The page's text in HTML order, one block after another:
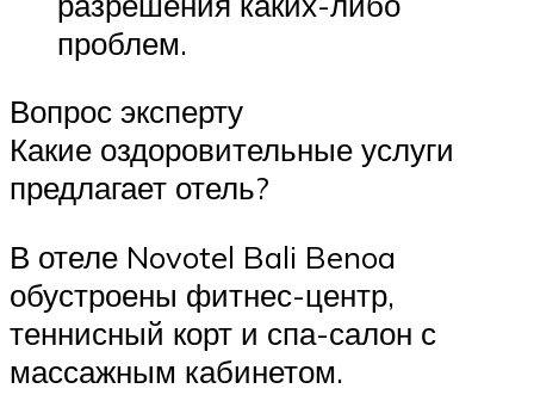
проблем.
Вопрос эксперту
Какие оздоровительные услуги
предлагает отель?
В отеле Novotel Bali Benoa
обустроены фитнес-центр,
теннисный корт и спа-салон с
массажным кабинетом.